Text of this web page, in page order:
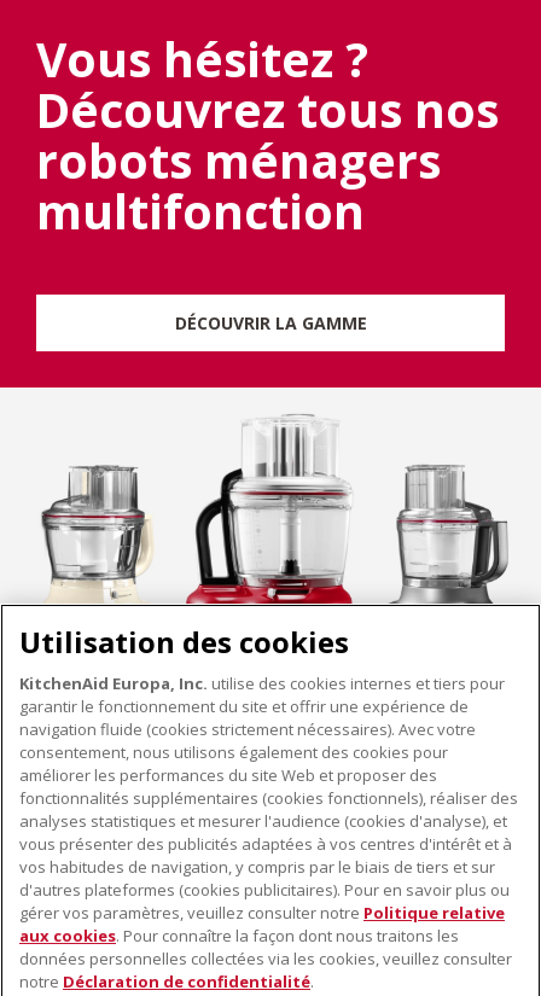
Vous hésitez ?
Découvrez tous nos
robots ménagers
multifonction
DÉCOUVRIR LA GAMME
À PROPOS DE KITCHENAID
À propos de KitchenAid
Histoire de la marque
Communiqués de presse
ODR
NOS PRODUITS
Petits électroménagers
Matériel de cuisine
Accessoires
SERVICE CLIENT
Trouver un magasin
Utilisation des cookies
KitchenAid Europa, Inc. utilise des cookies internes et tiers pour
garantir le fonctionnement du site et offrir une expérience de
navigation fluide (cookies strictement nécessaires). Avec votre
consentement, nous utilisons également des cookies pour
améliorer les performances du site Web et proposer des
fonctionnalités supplémentaires (cookies fonctionnels), réaliser des
analyses statistiques et mesurer l'audience (cookies d'analyse), et
vous présenter des publicités adaptées à vos centres d'intérêt et à
vos habitudes de navigation, y compris par le biais de tiers et sur
d'autres plateformes (cookies publicitaires). Pour en savoir plus ou
gérer vos paramètres, veuillez consulter notre Politique relative
aux cookies. Pour connaître la façon dont nous traitons les
données personnelles collectées via les cookies, veuillez consulter
notre Déclaration de confidentialité.